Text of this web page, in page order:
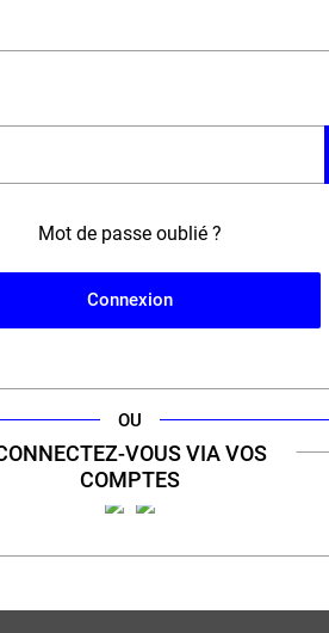
Mot de passe oublié ?
Connexion
OU
VOUS VIA VOS
COMPTES
d'unexpert de
le meilleur de la vape pour
&